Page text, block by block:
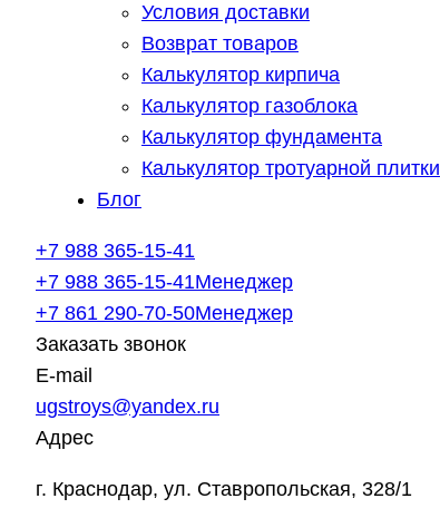
Условия доставки
Возврат товаров
Калькулятор кирпича
Калькулятор газоблока
Калькулятор фундамента
Калькулятор тротуарной плитки
Блог
+7 988 365-15-41
+7 988 365-15-41Менеджер
+7 861 290-70-50Менеджер
Заказать звонок
E-mail
ugstroys@yandex.ru
Адрес
г. Краснодар, ул. Ставропольская, 328/1